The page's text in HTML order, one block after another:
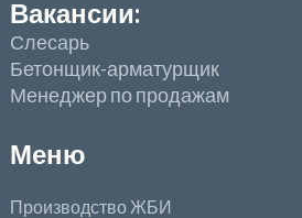
Вакансии:
Слесарь
Бетонщик-арматурщик
Менеджер по продажам
Меню
Производство ЖБИ